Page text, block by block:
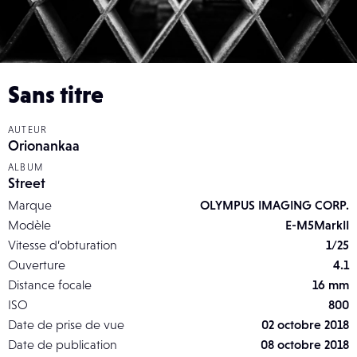
Sans titre
AUTEUR
Orionankaa
ALBUM
Street
Marque
OLYMPUS IMAGING CORP.
Modèle
E-M5MarkII
Vitesse d’obturation
1/25
Ouverture
4.1
Distance focale
16 mm
ISO
800
Date de prise de vue
02 octobre 2018
Date de publication
08 octobre 2018